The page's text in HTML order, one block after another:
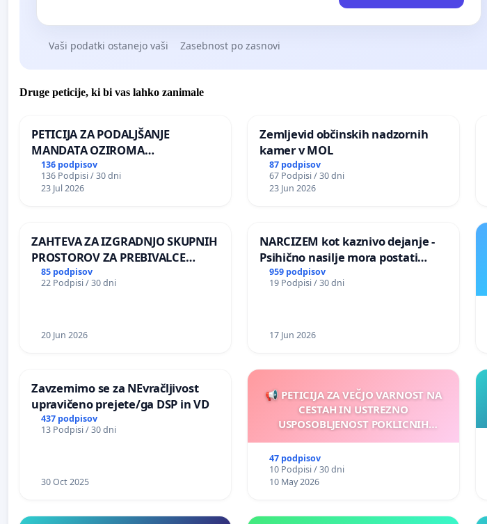
Vaši podatki ostanejo vaši Zasebnost po zasnovi
Druge peticije, ki bi vas lahko zanimale
PETICIJA ZA PODALJŠANJE
MANDATA OZIROMA
ČIMPREJŠNJO PONOVNO
NAPOTITEV GOSPODA BERNARDA
ŠRAJNERJA NA VELEPOSLANIŠTVO
136 podpisov
136 Podpisi / 30 dni
23 Jul 2026
Zemljevid občinskih nadzornih
kamer v MOL
87 podpisov
67 Podpisi / 30 dni
23 Jun 2026
ZAHTEVA ZA IZGRADNJO SKUPNIH
PROSTOROV ZA PREBIVALCE
KRAJEVNE SKUPNOSTI
PRESTRANEK
85 podpisov
22 Podpisi / 30 dni
20 Jun 2026
NARCIZEM kot kaznivo dejanje -
Psihično nasilje mora postati
enako prepoznano kot fizično
nasilje
959 podpisov
19 Podpisi / 30 dni
17 Jun 2026
Zavzemimo se za NEvračljivost
upravičeno prejete/ga DSP in VD
437 podpisov
13 Podpisi / 30 dni
30 Oct 2025
📢 PETICIJA ZA VEČJO VARNOST NA
CESTAH IN USTREZNO
USPOSOBLJENOST POKLICNIH
47 podpisov
10 Podpisi / 30 dni
10 May 2026